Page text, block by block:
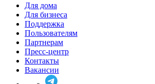
Для дома
Для бизнеса
Поддержка
Пользователям
Партнерам
Пресс-центр
Контакты
Вакансии